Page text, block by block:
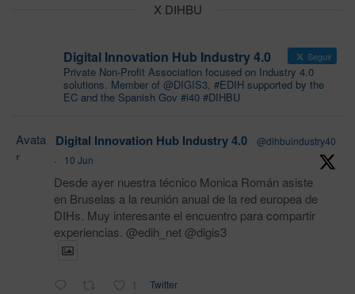
X DIHBU
Digital Innovation Hub Industry 4.0 Seguir
Private Non-Profit Association focused on Industry 4.0
solutions. Member of @DIGIS3, #EDIH supported by the
EC and the Spanish Gov #i40 #DIHBU
Avata
r
Digital Innovation Hub Industry 4.0
@dihbuindustry40
·
10 Jun
Desde ayer nuestra técnico Monica Román asiste
en Bruselas a la reunión anual de la red europea de
DIHs. Muy interesante el encuentro para compartir
experiencias. @edih_net @digis3
1 Twitter